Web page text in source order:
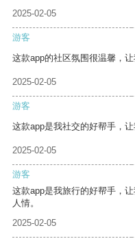
2025-02-05
游客
这款app的社区氛围很温馨，让
2025-02-05
游客
这款app是我社交的好帮手，
2025-02-05
游客
这款app是我旅行的好帮手，
人情。
2025-02-05